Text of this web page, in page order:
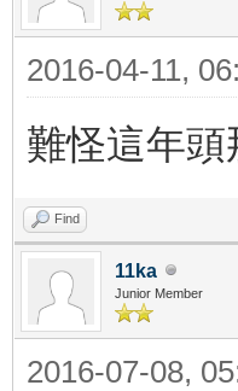
2016-04-11,
難怪這年
Find
11ka
Junior Member
2016-07-08,